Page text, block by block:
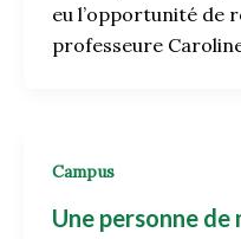
eu l’opportunité de
professeure
Campus
Une personne de